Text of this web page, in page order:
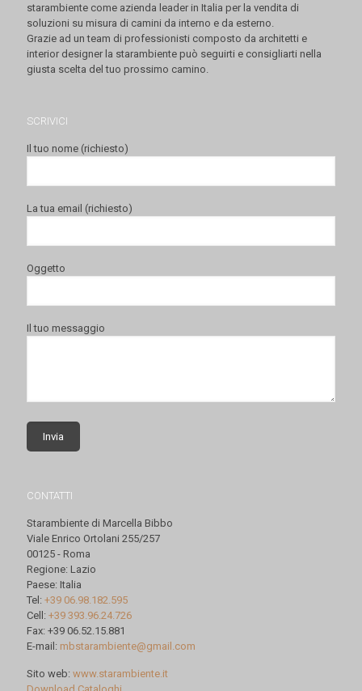
starambiente come azienda leader in Italia per la vendita di
soluzioni su misura di camini da interno e da esterno.
Grazie ad un team di professionisti composto da architetti e
interior designer la starambiente può seguirti e consigliarti nella
giusta scelta del tuo prossimo camino.
SCRIVICI
Il tuo nome (richiesto)
La tua email (richiesto)
Oggetto
Il tuo messaggio
CONTATTI
Starambiente di Marcella Bibbo
Viale Enrico Ortolani 255/257
00125 - Roma
Regione: Lazio
Paese: Italia
Tel: +39 06.98.182.595
Cell: +39 393.96.24.726
Fax: +39 06.52.15.881
E-mail: mbstarambiente@gmail.com
Sito web: www.starambiente.it